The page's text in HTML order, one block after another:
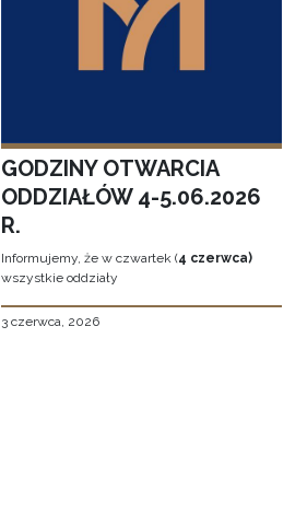
GODZINY OTWARCIA
ODDZIAŁÓW 4-5.06.2026
R.
Informujemy, że w czwartek (4 czerwca)
wszystkie oddziały
3 czerwca, 2026